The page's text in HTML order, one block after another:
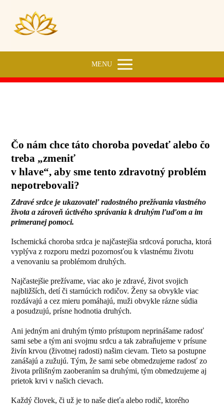
MENU
Čo nám chce táto choroba povedať alebo čo
treba „zmeniť
v hlave“, aby sme tento zdravotný problém
nepotrebovali?
Zdravé srdce je ukazovateľ radostného prežívania vlastného
života a zároveň úctivého správania k druhým ľuďom a im
primeranej pomoci.
Ischemická choroba srdca je najčastejšia srdcová porucha, ktorá
vyplýva z rozporu medzi pozornosťou k vlastnému životu
a venovaniu sa problémom druhých.
Najčastejšie prežívame, viac ako je zdravé, život svojich
najbližších, detí či starnúcich rodičov. Ženy sa obvykle viac
rozdávajú a cez mieru pomáhajú, muži obvykle rázne súdia
a posudzujú, prísne hodnotia druhých.
Ani jedným ani druhým týmto prístupom neprinášame radosť
sami sebe a tým ani svojmu srdcu a tak zabraňujeme v prísune
živín krvou (životnej radosti) našim cievam. Tieto sa postupne
zanášajú a zužujú. Tým, že sami sebe obmedzujeme radosť zo
života prílišným zaoberaním sa druhými, tým obmedzujeme aj
prietok krvi v našich cievach.
Každý človek, či už je to naše dieťa alebo rodič, ktorého